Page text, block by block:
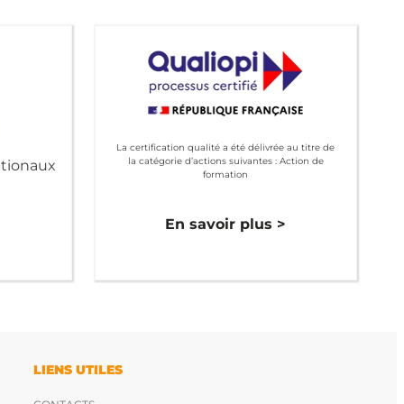
La certification qualité a été délivrée au titre de
la catégorie d’actions suivantes : Action de
formation
En savoir plus >
LIENS UTILES